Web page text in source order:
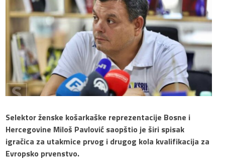
Selektor ženske košarkaške reprezentacije Bosne i
Hercegovine Miloš Pavlović saopštio je širi spisak
igračica za utakmice prvog i drugog kola kvalifikacija za
Evropsko prvenstvo.